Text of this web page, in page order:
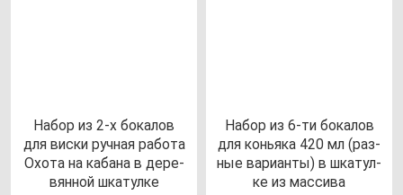
Набор из 2-х бо­ка­лов
для вис­ки руч­ная ра­бо­та
Охо­та на ка­ба­на в де­ре­
вян­ной шка­тул­ке
Набор из 6-ти бо­ка­лов
для конь­яка 420 мл (раз­
ные ва­ри­ан­ты) в шка­тул­
ке из мас­си­ва